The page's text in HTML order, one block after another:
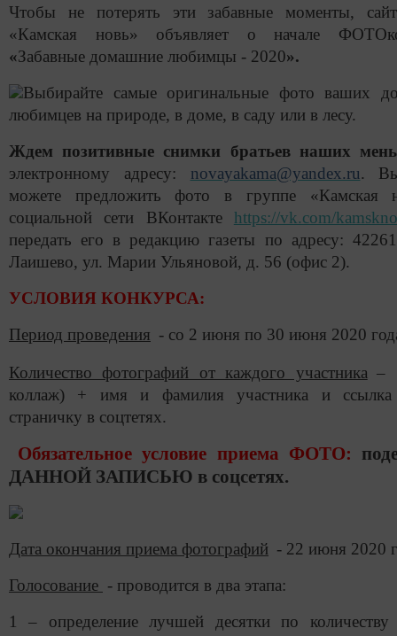
Чтобы не потерять эти забавные моменты,
«Камская новь» объявляет о начале
«Забавные домашние любимцы - 2020».
Выбирайте самые оригинальные фото ваших
любимцев на природе, в доме, в саду или в лесу.
Ждем позитивные снимки братьев наших
электронному адресу: novayakama@yandex.ru.
можете предложить фото в группе «Камская
социальной сети ВКонтакте https://vk.com/
передать его в редакцию газеты по адресу:
Лаишево, ул. Марии Ульяновой, д. 56 (офис 2).
УСЛОВИЯ КОНКУРСА:
Период проведения - со 2 июня по 30 июня 2020
Количество фотографий от каждого участника –
коллаж) + имя и фамилия участника и
страничку в соцтетях.
Обязательное условие приема ФОТО:
ДАННОЙ ЗАПИСЬЮ в соцсетях.
Дата окончания приема фотографий - 22 июня 2020
Голосование - проводится в два этапа:
1 – определение лучшей десятки по количеству